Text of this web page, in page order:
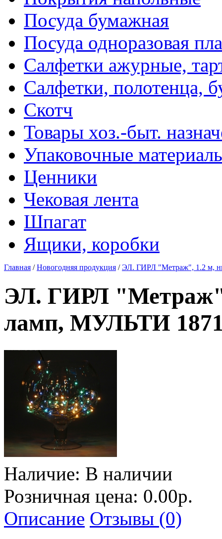
Посуда бумажная
Посуда одноразовая
Салфетки ажурные,
Салфетки, полотенца,
Скотч
Товары хоз.-быт.
Упаковочные
Ценники
Чековая лента
Шпагат
Ящики, коробки
Главная /Новогодняя продукция /ЭЛ. ГИРЛ "Метраж", 1.2 м,
ЭЛ. ГИРЛ "Метраж",
ламп, МУЛЬТИ
Наличие: В наличии
Розничная цена: 0.00р.
Описание Отзывы (0)